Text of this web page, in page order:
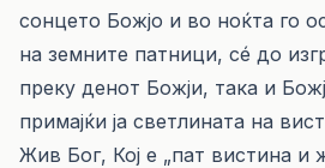
сонцето Божјо и во ноќта го
на земните патници, сé до
преку денот Божји, така и
примајќи ја светлината на
Жив Бог, Кој е „пат вистина и